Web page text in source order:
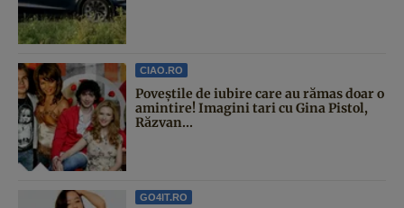
CIAO.RO
Poveştile de iubire care au rămas doar o
amintire! Imagini tari cu Gina Pistol,
Răzvan...
GO4IT.RO